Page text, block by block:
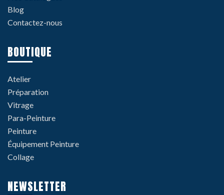
Blog
Contactez-nous
BOUTIQUE
Atelier
Préparation
Vitrage
Para-Peinture
Peinture
Équipement Peinture
Collage
NEWSLETTER